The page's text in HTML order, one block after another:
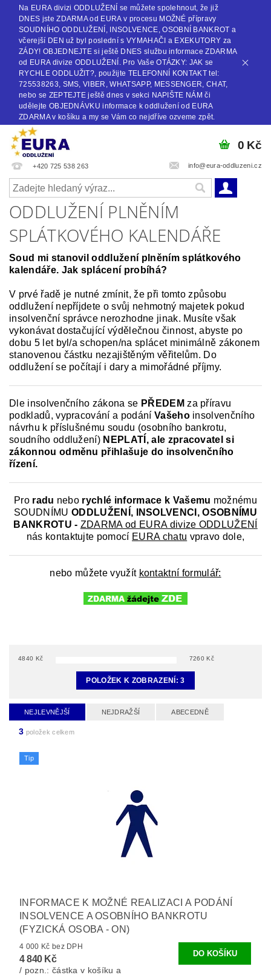
Na EURA divizi ODDLUŽENÍ se můžete spolehnout, že již
DNES jste ZDARMA od EURA v procesu MOŽNÉ přípravy
SOUDNÍHO ODDLUŽENÍ, INSOLVENCE, OSOBNÍ BANKROT a
včerejší DEN už byl poslední s VYMAHAČI a EXEKUTORY za
ZÁDY! OBJEDNEJTE si ještě DNES službu informace ZDARMA
od EURA divize ODDLUŽENÍ. Pro Vaše OTÁZKY: JAK se
RYCHLE ODDLUŽIT?, použijte TELEFONNÍ KONTAKT tel:
725538263, SMS, VIBER, WHATSAPP, MESSENGER, CHAT,
nebo se ZEPTEJTE ještě dnes v sekci NAPIŠTE NÁM či
udělejte OBJEDNÁVKU informace k oddlužení od EURA
ZDARMA v košíku a my se Vám co nejdříve ozveme zpět.
+420 725 538 263 info@eura-oddluzeni.cz
0 Kč
ODDLUŽENÍ PLNĚNÍM
SPLÁTKOVÉHO KALENDÁŘE
Soud mi stanovil oddlužení plněním splátkového
kalendáře. Jak splácení probíhá?
V prvé řadě je nutné zmínit, že při tomto způsobu
oddlužení nepříjdete o svůj nehmotný majetek pokud
insolvenční správce nerozhodne jinak. Musíte však
vykonávat dostačující výdělečnou činnost, abyste po
dobu 5 let byl/a schopen/na splácet minimálně zákonem
stanovenou částku nezajištěným věřitelům. Do
oddlužení se počítají i dary a mimořádné příjmy.
Dle insolvenčního zákona se PŘEDEMza příravu
podkladů, vypracování a podání Vašeho insolvenčního
návrhu k příslušnému soudu (osobního bankrotu,
soudního oddlužení) NEPLATÍ,ale zpracovatel si
zákonnou odměnu přihlašuje do insolvenčního
řízení.
Pro radu nebo rychlé informace k Vašemu možnému
SOUDNÍMU ODDLUŽENÍ, INSOLVENCI, OSOBNÍMU
BANKROTU - ZDARMA od EURA divize ODDLUŽENÍ
nás kontaktujte pomocí EURA chatu vpravo dole,
nebo můžete využít kontaktní formulář:
4840 Kč 7260 Kč
POLOŽEK K ZOBRAZENÍ:3
NEJLEVNĚJŠÍ NEJDRAŽŠÍ ABECEDNĚ
3 položek celkem
Tip
INFORMACE K MOŽNÉ REALIZACI A PODÁNÍ
INSOLVENCE A OSOBNÍHO BANKROTU
(FYZICKÁ OSOBA - ON)
4 000 Kč bez DPH
4 840 Kč
/ pozn.: částka v košíku a